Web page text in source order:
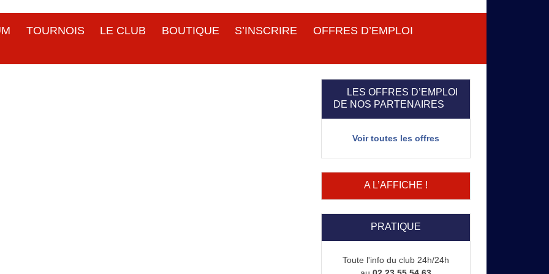
TOURNOIS LE CLUB BOUTIQUE S’INSCRIRE OFFRES D’EMPLOI
LES OFFRES D’EMPLOI
DE NOS PARTENAIRES
Voir toutes les offres
A L’AFFICHE !
PRATIQUE
Toute l'info du club 24h/24h